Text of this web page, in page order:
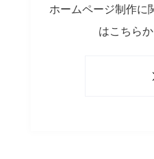
ホームページ制作に
はこちらか